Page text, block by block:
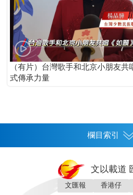
（有片）台灣歌手和北京小朋友
式傳承力量
欄目索引
文以載道
文匯報 香港仔